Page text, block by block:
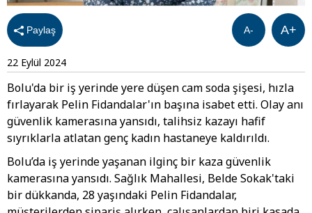
Paylaş A+
A-
22 Eylül 2024
Bolu'da bir iş yerinde yere düşen cam soda şişesi, hızla
fırlayarak Pelin Fidandalar'ın başına isabet etti. Olay anı
güvenlik kamerasına yansıdı, talihsiz kazayı hafif
sıyrıklarla atlatan genç kadın hastaneye kaldırıldı.
Bolu’da iş yerinde yaşanan ilginç bir kaza güvenlik
kamerasına yansıdı. Sağlık Mahallesi, Belde Sokak'taki
bir dükkanda, 28 yaşındaki Pelin Fidandalar,